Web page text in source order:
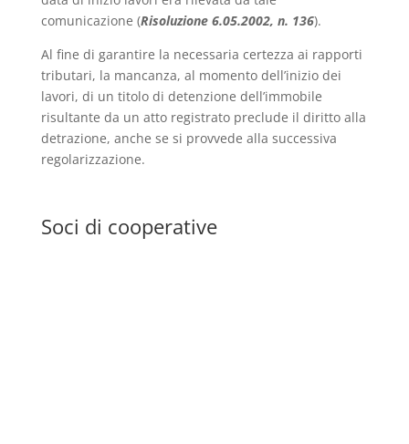
comunicazione (Risoluzione 6.05.2002, n. 136).
Al fine di garantire la necessaria certezza ai rapporti
tributari, la mancanza, al momento dell’inizio dei
lavori, di un titolo di detenzione dell’immobile
risultante da un atto registrato preclude il diritto alla
detrazione, anche se si provvede alla successiva
regolarizzazione.
Soci di cooperative